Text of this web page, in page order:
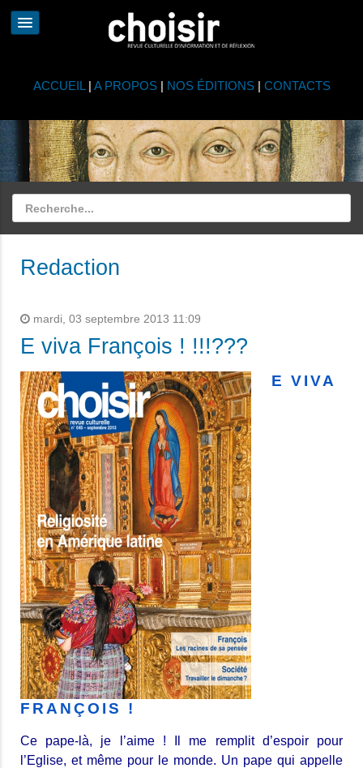
ACCUEIL | A PROPOS| NOS ÉDITIONS| CONTACTS
Redaction
mardi, 03 septembre 2013 11:09
E viva François ! !!!???
E VIVA
FRANÇOIS !
Ce pape-là, je l’aime ! Il me remplit d’espoir pour
l’Eglise, et même pour le monde. Un pape qui appelle